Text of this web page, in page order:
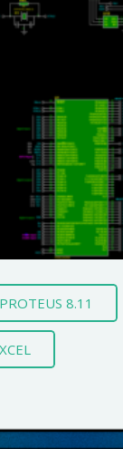
8.11